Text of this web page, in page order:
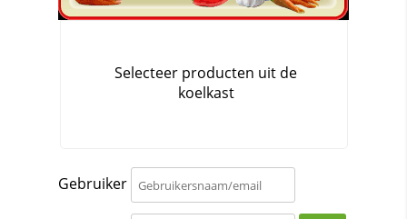
Gebruiker